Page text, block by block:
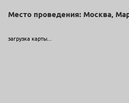
Место проведения: Москва,
загрузка карты...